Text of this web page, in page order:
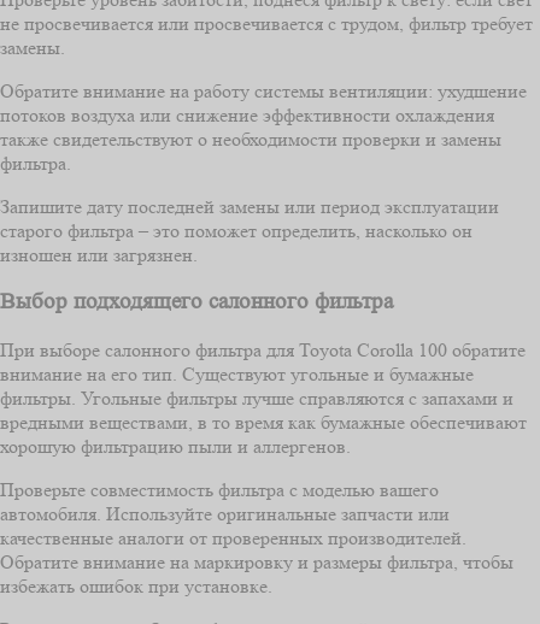
не просвечивается или просвечивается с трудом, фильтр требует
замены.
Обратите внимание на работу системы вентиляции: ухудшение
потоков воздуха или снижение эффективности охлаждения
также свидетельствуют о необходимости проверки и замены
фильтра.
Запишите дату последней замены или период эксплуатации
старого фильтра – это поможет определить, насколько он
изношен или загрязнен.
Выбор подходящего салонного фильтра
При выборе салонного фильтра для Toyota Corolla 100 обратите
внимание на его тип. Существуют угольные и бумажные
фильтры. Угольные фильтры лучше справляются с запахами и
вредными веществами, в то время как бумажные обеспечивают
хорошую фильтрацию пыли и аллергенов.
Проверьте совместимость фильтра с моделью вашего
автомобиля. Используйте оригинальные запчасти или
качественные аналоги от проверенных производителей.
Обратите внимание на маркировку и размеры фильтра, чтобы
избежать ошибок при установке.